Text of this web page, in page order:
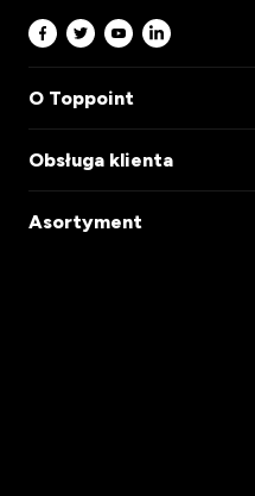
O Toppoint
Obsługa klienta
Asortyment